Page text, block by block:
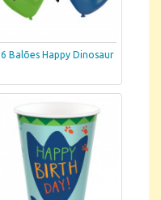
6 Balões Happy Dinosaur